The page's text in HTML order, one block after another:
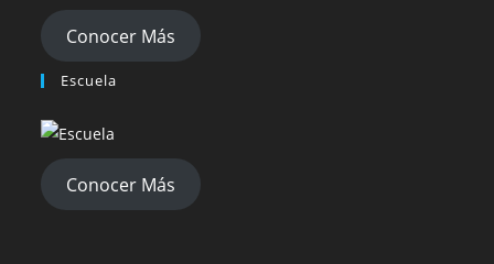
Conocer Más
Escuela
Conocer Más